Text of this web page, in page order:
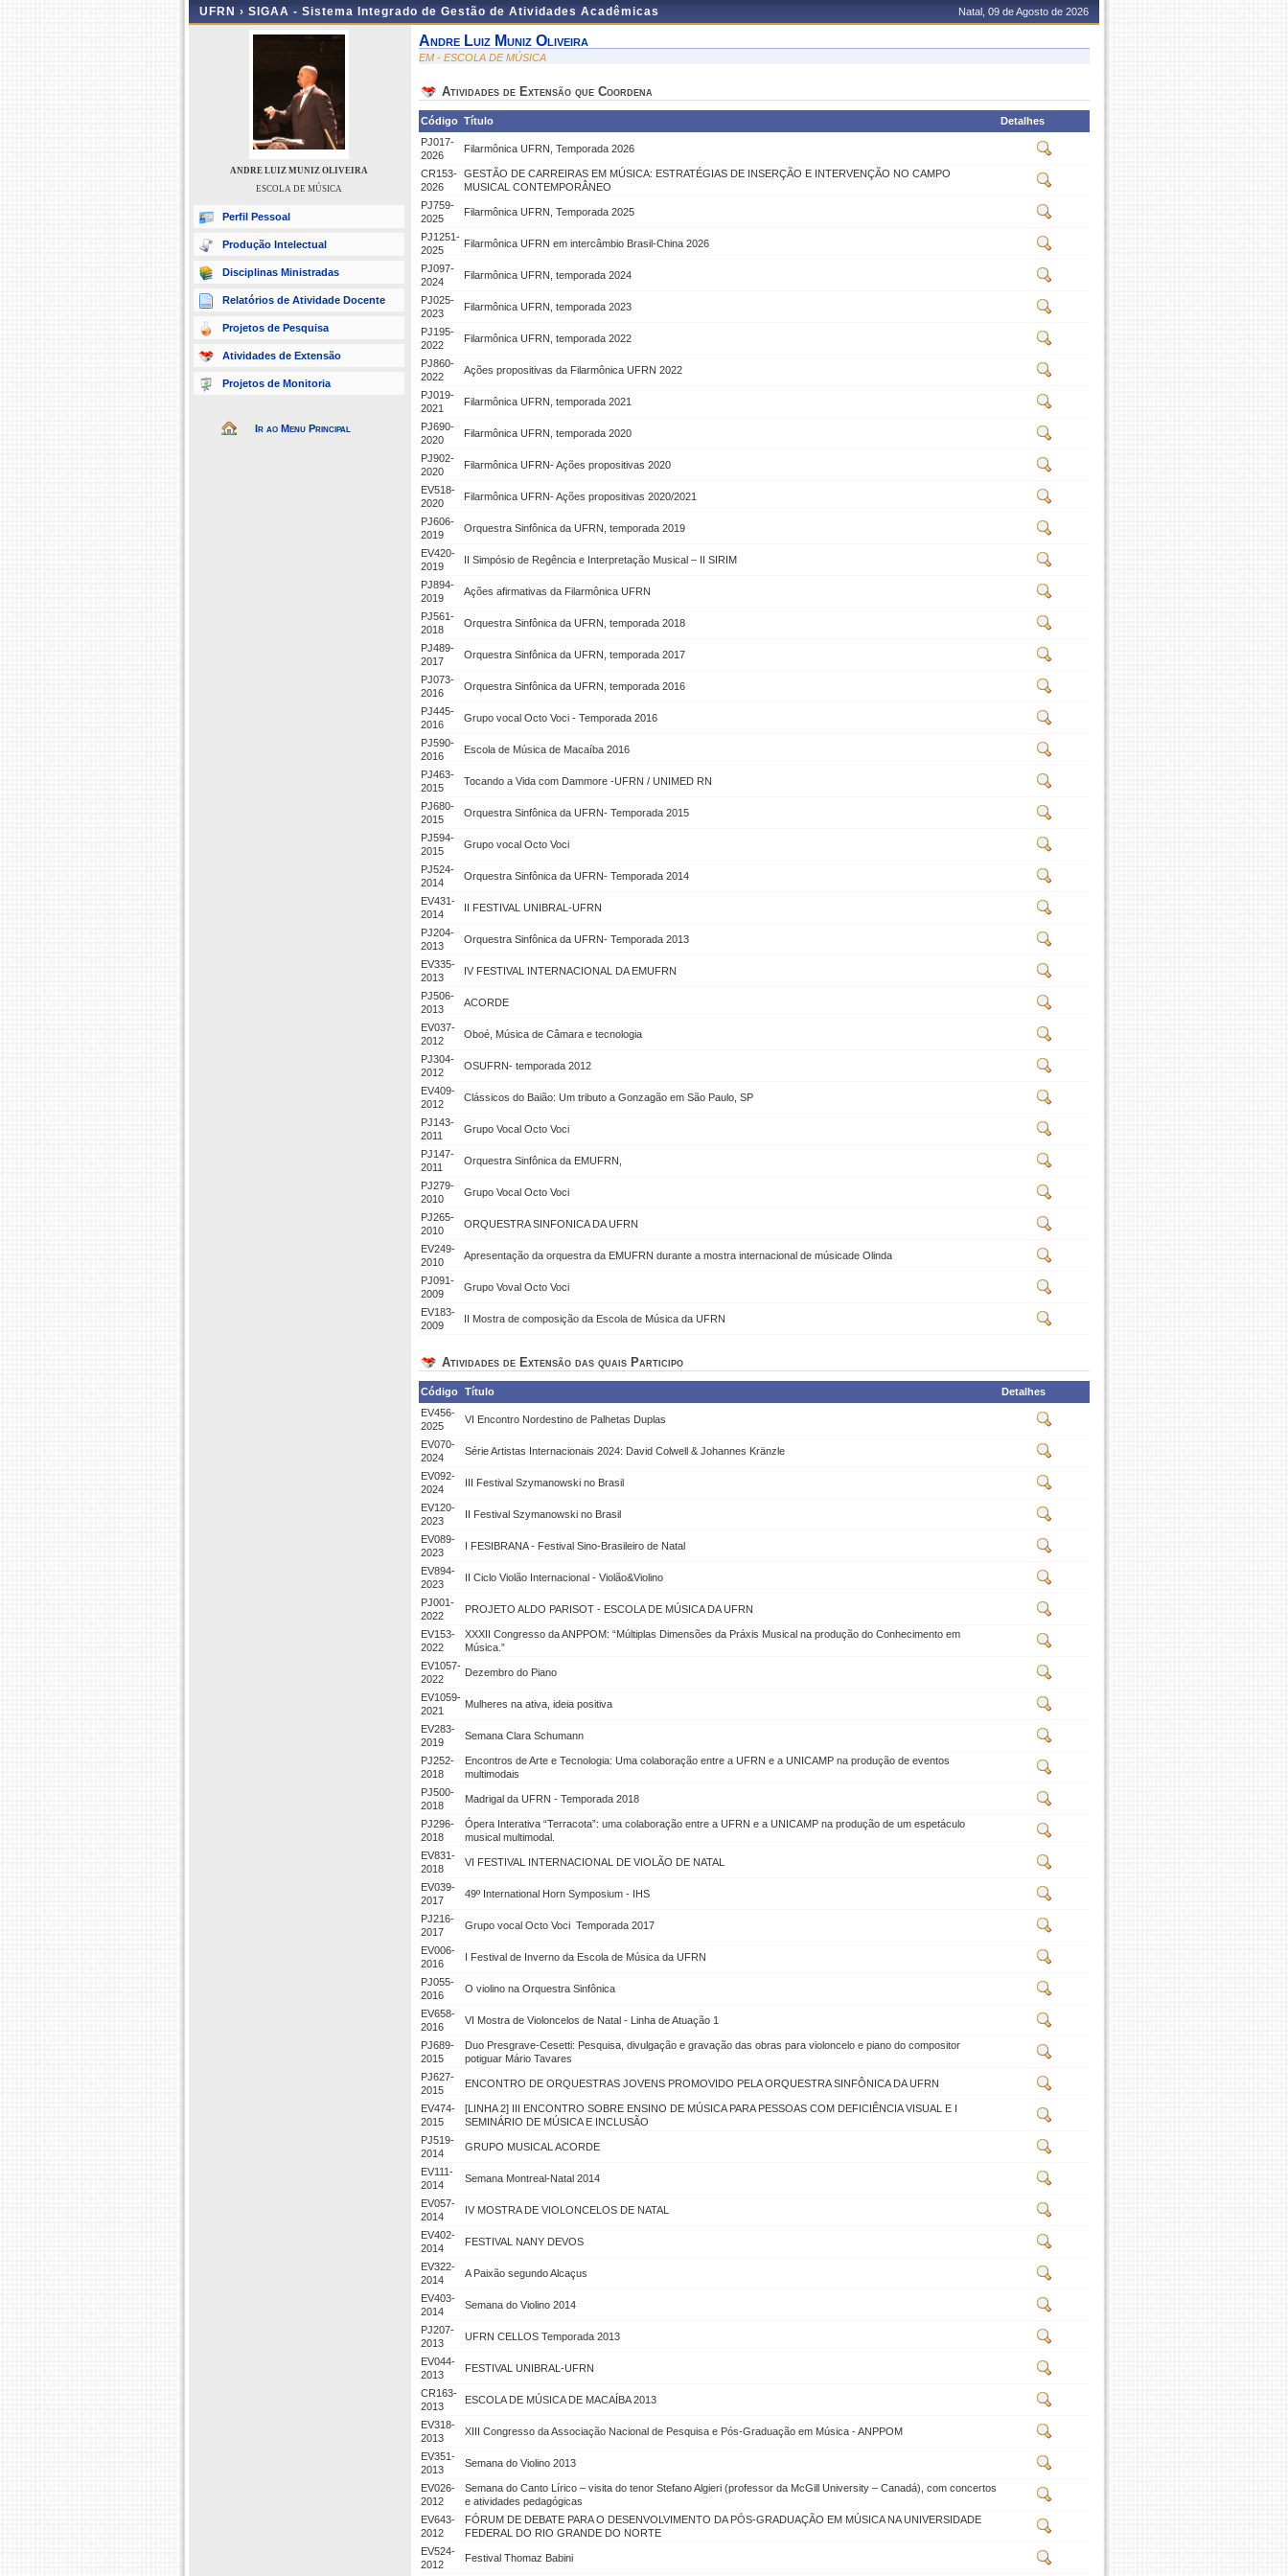
UFRN › SIGAA - Sistema Integrado de Gestão de Atividades Acadêmicas Natal, 09 de Agosto de 2026
ANDRE LUIZ MUNIZ OLIVEIRA
ESCOLA DE MÚSICA
Perfil Pessoal
Produção Intelectual
Disciplinas Ministradas
Relatórios de Atividade Docente
Projetos de Pesquisa
Atividades de Extensão
Projetos de Monitoria
Ir ao Menu Principal
Andre Luiz Muniz Oliveira
EM - ESCOLA DE MÚSICA
Atividades de Extensão que Coordena
Código Título
Detalhes
PJ017-
2026
Filarmônica UFRN, Temporada 2026
CR153-
2026
GESTÃO DE CARREIRAS EM MÚSICA: ESTRATÉGIAS DE INSERÇÃO E INTERVENÇÃO NO CAMPO
MUSICAL CONTEMPORÂNEO
PJ759-
2025
Filarmônica UFRN, Temporada 2025
PJ1251-
2025
Filarmônica UFRN em intercâmbio Brasil-China 2026
PJ097-
2024
Filarmônica UFRN, temporada 2024
PJ025-
2023
Filarmônica UFRN, temporada 2023
PJ195-
2022
Filarmônica UFRN, temporada 2022
PJ860-
2022
Ações propositivas da Filarmônica UFRN 2022
PJ019-
2021
Filarmônica UFRN, temporada 2021
PJ690-
2020
Filarmônica UFRN, temporada 2020
PJ902-
2020
Filarmônica UFRN- Ações propositivas 2020
EV518-
2020
Filarmônica UFRN- Ações propositivas 2020/2021
PJ606-
2019
Orquestra Sinfônica da UFRN, temporada 2019
EV420-
2019
II Simpósio de Regência e Interpretação Musical – II SIRIM
PJ894-
2019
Ações afirmativas da Filarmônica UFRN
PJ561-
2018
Orquestra Sinfônica da UFRN, temporada 2018
PJ489-
2017
Orquestra Sinfônica da UFRN, temporada 2017
PJ073-
2016
Orquestra Sinfônica da UFRN, temporada 2016
PJ445-
2016
Grupo vocal Octo Voci - Temporada 2016
PJ590-
2016
Escola de Música de Macaíba 2016
PJ463-
2015
Tocando a Vida com Dammore -UFRN / UNIMED RN
PJ680-
2015
Orquestra Sinfônica da UFRN- Temporada 2015
PJ594-
2015
Grupo vocal Octo Voci
PJ524-
2014
Orquestra Sinfônica da UFRN- Temporada 2014
EV431-
2014
II FESTIVAL UNIBRAL-UFRN
PJ204-
2013
Orquestra Sinfônica da UFRN- Temporada 2013
EV335-
2013
IV FESTIVAL INTERNACIONAL DA EMUFRN
PJ506-
2013
ACORDE
EV037-
2012
Oboé, Música de Câmara e tecnologia
PJ304-
2012
OSUFRN- temporada 2012
EV409-
2012
Clássicos do Baião: Um tributo a Gonzagão em São Paulo, SP
PJ143-
2011
Grupo Vocal Octo Voci
PJ147-
2011
Orquestra Sinfônica da EMUFRN,
PJ279-
2010
Grupo Vocal Octo Voci
PJ265-
2010
ORQUESTRA SINFONICA DA UFRN
EV249-
2010
Apresentação da orquestra da EMUFRN durante a mostra internacional de músicade Olinda
PJ091-
2009
Grupo Voval Octo Voci
EV183-
2009
II Mostra de composição da Escola de Música da UFRN
Atividades de Extensão das quais Participo
Código Título
Detalhes
EV456-
2025
VI Encontro Nordestino de Palhetas Duplas
EV070-
2024
Série Artistas Internacionais 2024: David Colwell & Johannes Kränzle
EV092-
2024
III Festival Szymanowski no Brasil
EV120-
2023
II Festival Szymanowski no Brasil
EV089-
2023
I FESIBRANA - Festival Sino-Brasileiro de Natal
EV894-
2023
II Ciclo Violão Internacional - Violão&Violino
PJ001-
2022
PROJETO ALDO PARISOT - ESCOLA DE MÚSICA DA UFRN
EV153-
2022
XXXII Congresso da ANPPOM: “Múltiplas Dimensões da Práxis Musical na produção do Conhecimento em
Música.”
EV1057-
2022
Dezembro do Piano
EV1059-
2021
Mulheres na ativa, ideia positiva
EV283-
2019
Semana Clara Schumann
PJ252-
2018
Encontros de Arte e Tecnologia: Uma colaboração entre a UFRN e a UNICAMP na produção de eventos
multimodais
PJ500-
2018
Madrigal da UFRN - Temporada 2018
PJ296-
2018
Ópera Interativa “Terracota”: uma colaboração entre a UFRN e a UNICAMP na produção de um espetáculo
musical multimodal.
EV831-
2018
VI FESTIVAL INTERNACIONAL DE VIOLÃO DE NATAL
EV039-
2017
49º International Horn Symposium - IHS
PJ216-
2017
Grupo vocal Octo Voci ­ Temporada 2017
EV006-
2016
I Festival de Inverno da Escola de Música da UFRN
PJ055-
2016
O violino na Orquestra Sinfônica
EV658-
2016
VI Mostra de Violoncelos de Natal - Linha de Atuação 1
PJ689-
2015
Duo Presgrave-Cesetti: Pesquisa, divulgação e gravação das obras para violoncelo e piano do compositor
potiguar Mário Tavares
PJ627-
2015
ENCONTRO DE ORQUESTRAS JOVENS PROMOVIDO PELA ORQUESTRA SINFÔNICA DA UFRN
EV474-
2015
[LINHA 2] III ENCONTRO SOBRE ENSINO DE MÚSICA PARA PESSOAS COM DEFICIÊNCIA VISUAL E I
SEMINÁRIO DE MÚSICA E INCLUSÃO
PJ519-
2014
GRUPO MUSICAL ACORDE
EV111-
2014
Semana Montreal-Natal 2014
EV057-
2014
IV MOSTRA DE VIOLONCELOS DE NATAL
EV402-
2014
FESTIVAL NANY DEVOS
EV322-
2014
A Paixão segundo Alcaçus
EV403-
2014
Semana do Violino 2014
PJ207-
2013
UFRN CELLOS Temporada 2013
EV044-
2013
FESTIVAL UNIBRAL-UFRN
CR163-
2013
ESCOLA DE MÚSICA DE MACAÍBA 2013
EV318-
2013
XIII Congresso da Associação Nacional de Pesquisa e Pós-Graduação em Música - ANPPOM
EV351-
2013
Semana do Violino 2013
EV026-
2012
Semana do Canto Lírico – visita do tenor Stefano Algieri (professor da McGill University – Canadá), com concertos
e atividades pedagógicas
EV643-
2012
FÓRUM DE DEBATE PARA O DESENVOLVIMENTO DA PÓS-GRADUAÇÃO EM MÚSICA NA UNIVERSIDADE
FEDERAL DO RIO GRANDE DO NORTE
EV524-
2012
Festival Thomaz Babini